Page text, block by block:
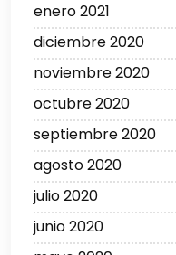
enero 2021
diciembre 2020
noviembre 2020
octubre 2020
septiembre 2020
agosto 2020
julio 2020
junio 2020